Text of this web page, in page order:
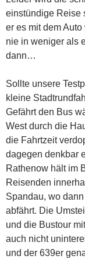
einstündige Reise
er es mit dem
nie in weniger als
dann…
Sollte unsere
kleine
Gefährt den Bus
West durch die
die Fahrtzeit
dagegen denkbar
Rathenow hält im
Reisenden
Spandau, wo
abfährt. Die
und die Bustour
auch nicht
und der 639er